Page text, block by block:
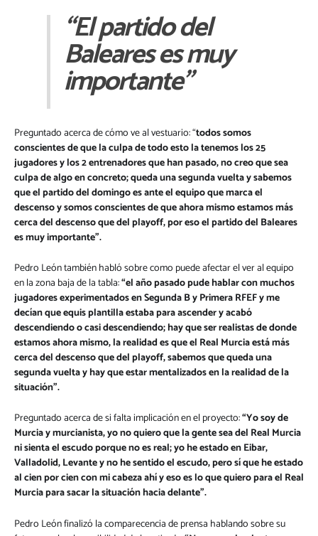
“El partido del
Baleares es muy
importante”
Preguntado acerca de cómo ve al vestuario: “todos somos
conscientes de que la culpa de todo esto la tenemos los 25
jugadores y los 2 entrenadores que han pasado, no creo que sea
culpa de algo en concreto; queda una segunda vuelta y sabemos
que el partido del domingo es ante el equipo que marca el
descenso y somos conscientes de que ahora mismo estamos más
cerca del descenso que del playoff, por eso el partido del Baleares
es muy importante”.
Pedro León también habló sobre como puede afectar el ver al equipo
en la zona baja de la tabla:“el año pasado pude hablar con muchos
jugadores experimentados en Segunda B y Primera RFEF y me
decían que equis plantilla estaba para ascender y acabó
descendiendo o casi descendiendo; hay que ser realistas de donde
estamos ahora mismo, la realidad es que el Real Murcia está más
cerca del descenso que del playoff, sabemos que queda una
segunda vuelta y hay que estar mentalizados en la realidad de la
situación”.
Preguntado acerca de si falta implicación en el proyecto:“Yo soy de
Murcia y murcianista, yo no quiero que la gente sea del Real Murcia
ni sienta el escudo porque no es real; yo he estado en Eibar,
Valladolid, Levante y no he sentido el escudo, pero sí que he estado
al cien por cien con mi cabeza ahí y eso es lo que quiero para el Real
Murcia para sacar la situación hacia delante”.
Pedro León finalizó la comparecencia de prensa hablando sobre su